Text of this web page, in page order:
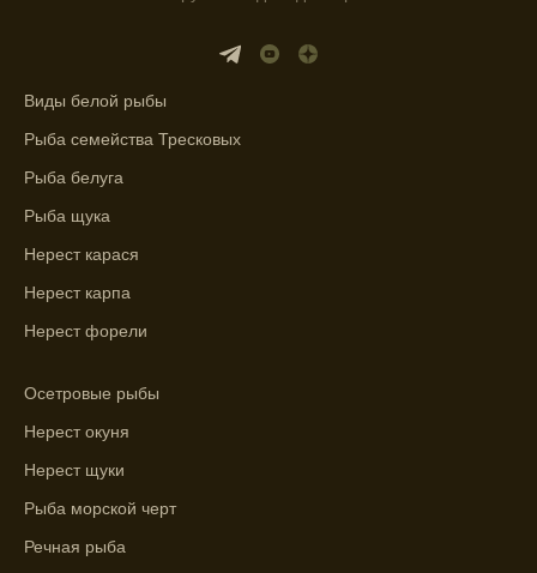
Прогноз клева учитывает влияние лунных
рыбы.
Узнайте вероятности успешной ловли на
ближайшие дни с прогнозом клева.
График клева рыбы зависит от фаз луны и
погоды.
Выберите лучшее время для рыбной
Зависимость активности рыбы от
максимального атмосферного давления,
как указывает прогноз клева.
Виды белой рыбы
Рыба семейства Тресковых
Рыба белуга
Рыба щука
Нерест карася
Нерест карпа
Нерест форели
Осетровые рыбы
Нерест окуня
Нерест щуки
Рыба морской черт
Речная рыба